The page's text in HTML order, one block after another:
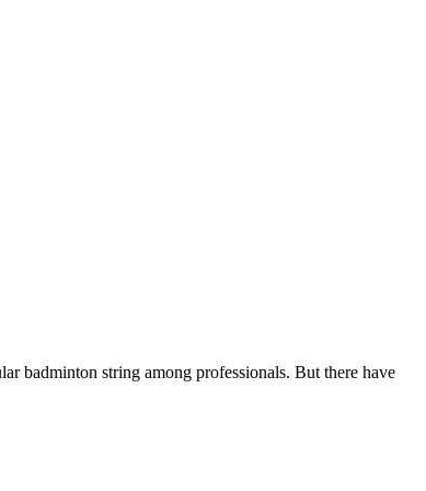
badminton string among professionals. But there have